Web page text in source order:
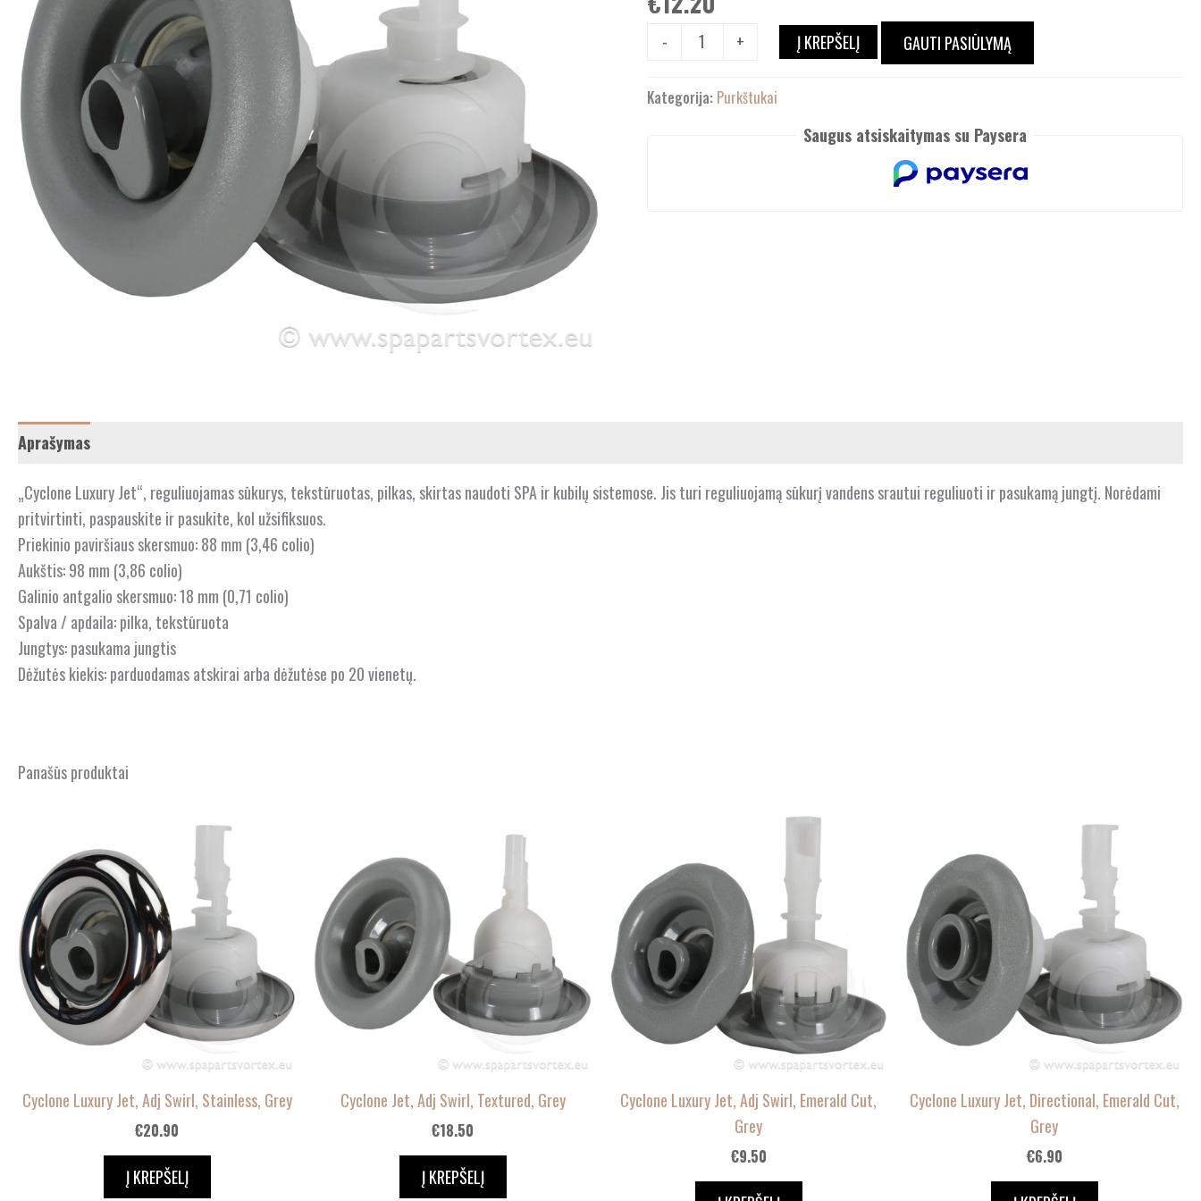
- + Į KREPŠELĮ GAUTI PASIŪLYMĄ
Kategorija: Purkštukai
Saugus atsiskaitymas su Paysera
Aprašymas
„Cyclone Luxury Jet“, reguliuojamas sūkurys, tekstūruotas, pilkas, skirtas naudoti SPA ir kubilų sistemose. Jis turi reguliuojamą sūkurį vandens srautui reguliuoti ir pasukamą jungtį. Norėdami
pritvirtinti, paspauskite ir pasukite, kol užsifiksuos.
Priekinio paviršiaus skersmuo: 88 mm (3,46 colio)
Aukštis: 98 mm (3,86 colio)
Galinio antgalio skersmuo: 18 mm (0,71 colio)
Spalva / apdaila: pilka, tekstūruota
Jungtys: pasukama jungtis
Dėžutės kiekis: parduodamas atskirai arba dėžutėse po 20 vienetų.
Panašūs produktai
Cyclone Luxury Jet, Adj Swirl, Stainless, Grey
€20.90
Į KREPŠELĮ
Cyclone Jet, Adj Swirl, Textured, Grey
€18.50
Į KREPŠELĮ
Cyclone Luxury Jet, Adj Swirl, Emerald Cut,
Grey
€9.50
Cyclone Luxury Jet, Directional, Emerald Cut,
Grey
€6.90